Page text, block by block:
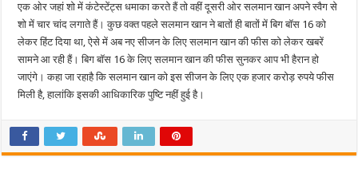
एक ओर जहां शो में कंटेस्टेंट्स धमाका करते हैं तो वहीं दूसरी ओर सलमान खान अपने स्वैग से
शो में चार चांद लगाते हैं। कुछ वक्त पहले सलमान खान ने बातों ही बातों में बिग बॉस 16 को
लेकर हिंट दिया था, ऐसे में अब नए सीजन के लिए सलमान खान की फीस को लेकर खबरें
सामने आ रही हैं। बिग बॉस 16 के लिए सलमान खान की फीस सुनकर आप भी हैरान हो
जाएंगे। कहा जा रहाहै कि सलमान खान को इस सीजन के लिए एक हजार करोड़ रुपये फीस
मिली है, हालांकि इसकी आधिकारिक पुष्टि नहीं हुई है।